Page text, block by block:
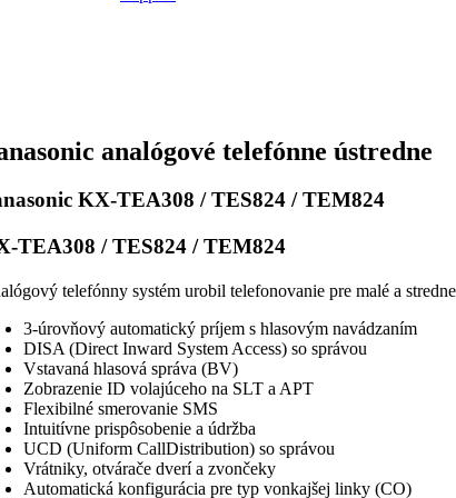
analógové telefónne ústredne
KX-TEA308 / TES824 / TEM824
TEA308 / TES824 / TEM824
telefónny systém urobil telefonovanie pre malé a
3-úrovňový automatický príjem s hlasovým navádzaním
DISA (Direct Inward System Access) so správou
Vstavaná hlasová správa (BV)
Zobrazenie ID volajúceho na SLT a APT
Flexibilné smerovanie SMS
Intuitívne prispôsobenie a údržba
UCD (Uniform CallDistribution) so správou
Vrátniky, otvárače dverí a zvončeky
Automatická konfigurácia pre typ vonkajšej linky (CO)